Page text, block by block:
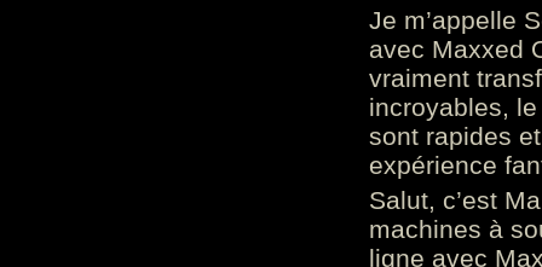
Je m’appelle
avec Maxxed
vraiment
incroyables,
sont rapides
expérience
Salut, c’est
machines à
ligne avec